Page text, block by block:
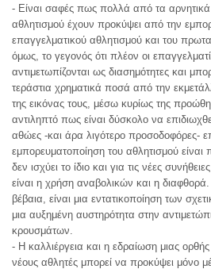
- Είναι σαφές πως πολλά από τα
αθλητισμού έχουν προκύψει από την
επαγγελματικού αθλητισμού και του
όμως, το γεγονός ότι πλέον οι
αντιμετωπίζονται ως διασημότητες και
τεράστια χρηματικά ποσά από την
της εικόνας τους, μέσω κυρίως της
αντιληπτό πως είναι δύσκολο να
αθώες -και άρα λιγότερο προσοδοφόρες-
εμπορευματοποίηση του αθλητισμού
δεν ισχύει το ίδιο και για τις νέες
είναι η χρήση αναβολικών και η διαφθορά.
βέβαια, είναι μια εντατικοποίηση των
μια αυξημένη αυστηρότητα στην
κρουσμάτων.
- Η καλλιέργεια και η εδραίωση μιας ορθής
νέους αθλητές μπορεί να προκύψει μόνο